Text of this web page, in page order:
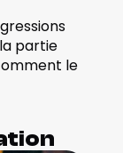
partie
le